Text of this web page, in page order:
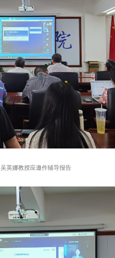
吴英娜教授应邀作辅导报告